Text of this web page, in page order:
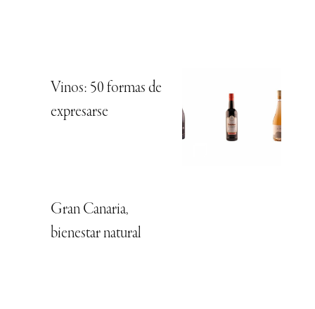
Vinos: 50 formas de
expresarse
Gran Canaria,
bienestar natural